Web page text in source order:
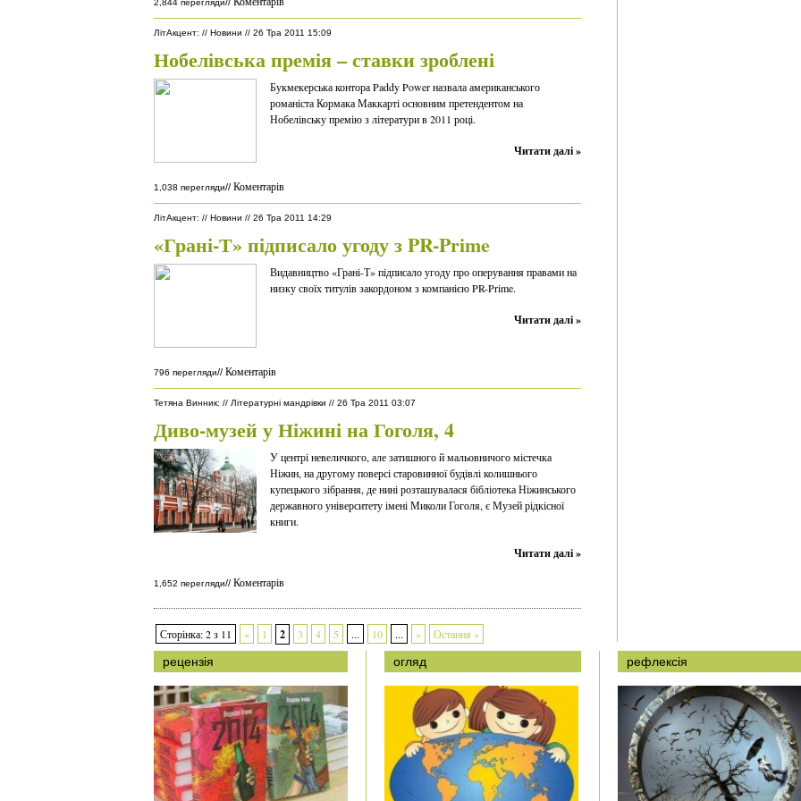
2,844 перегляди
ЛітАкцент: // Новини // 26 Тра 2011 15:09
Нобелівська премія – ставки зроблені
Букмекерська контора Paddy Power назвала американського
романіста Кормака Маккарті основним претендентом на
Нобелівську премію з літератури в 2011 році.
Читати далі »
1,038 перегляди// Коментарів
ЛітАкцент: // Новини // 26 Тра 2011 14:29
«Грані-Т» підписало угоду з PR-Prime
Видавництво «Грані-Т» підписало угоду про оперування правами на
низку своїх титулів закордоном з компанією PR-Prime.
Читати далі »
796 перегляди// Коментарів
Тетяна Винник: // Літературні мандрівки // 26 Тра 2011 03:07
Диво-музей у Ніжині на Гоголя, 4
У центрі невеличкого, але затишного й мальовничого містечка
Ніжин, на другому поверсі старовинної будівлі колишнього
купецького зібрання, де нині розташувалася бібліотека Ніжинського
державного університету імені Миколи Гоголя, є Музей рідкісної
книги.
Читати далі »
1,652 перегляди// Коментарів
Сторінка: 2 з 11 « 1 2 3 4 5 ... 10 ... » Остання »
рецензія огляд рефлексія